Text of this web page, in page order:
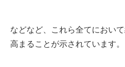
などなど、これら全てにおい
高まることが示されています。